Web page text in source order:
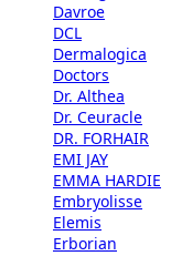
Davroe
DCL
Dermalogica
Doctors
Dr. Althea
Dr. Ceuracle
DR. FORHAIR
EMI JAY
EMMA HARDIE
Embryolisse
Elemis
Erborian